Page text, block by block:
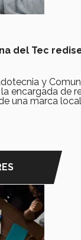
del Tec
y
encargada de
una marca